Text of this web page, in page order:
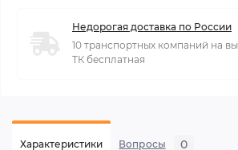
Недорогая доставка по России
10 транспортных компаний на
ТК бесплатная
Характеристики Вопросы 0